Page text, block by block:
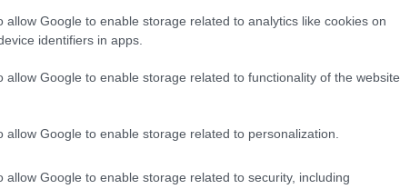
allow Google to enable storage related to analytics like cookies on
identifiers in apps.
allow Google to enable storage related to functionality of the website
allow Google to enable storage related to personalization.
allow Google to enable storage related to security, including
del operador:
Neta: